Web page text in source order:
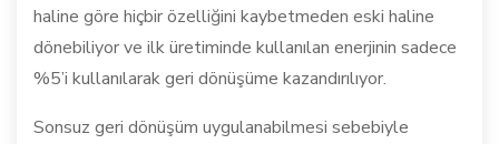
haline göre hiçbir özelliğini kaybetmeden eski haline
dönebiliyor ve ilk üretiminde kullanılan enerjinin sadece
%5’i kullanılarak geri dönüşüme kazandırılıyor.
Sonsuz geri dönüşüm uygulanabilmesi sebebiyle